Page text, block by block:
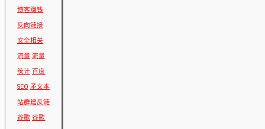
博客赚钱
反向链接
安全相关
流量 流量
统计 百度
SEO 矛文本
站群建反链
谷歌 谷歌